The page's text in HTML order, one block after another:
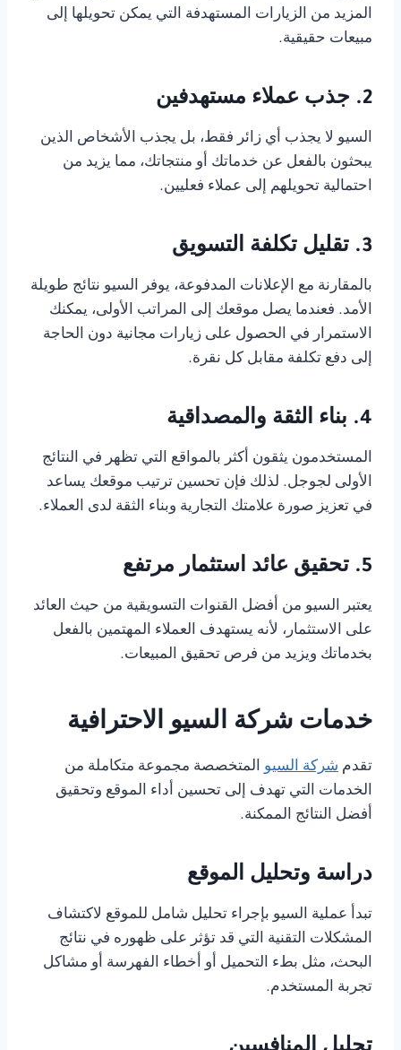
المزيد من الزيارات المستهدفة التي يمكن تحويلها إلى
مبيعات حقيقية.
2. جذب عملاء مستهدفين
السيو لا يجذب أي زائر فقط، بل يجذب الأشخاص الذين
يبحثون بالفعل عن خدماتك أو منتجاتك، مما يزيد من
احتمالية تحويلهم إلى عملاء فعليين.
3. تقليل تكلفة التسويق
بالمقارنة مع الإعلانات المدفوعة، يوفر السيو نتائج طويلة
الأمد. فعندما يصل موقعك إلى المراتب الأولى، يمكنك
الاستمرار في الحصول على زيارات مجانية دون الحاجة
إلى دفع تكلفة مقابل كل نقرة.
4. بناء الثقة والمصداقية
المستخدمون يثقون أكثر بالمواقع التي تظهر في النتائج
الأولى لجوجل. لذلك فإن تحسين ترتيب موقعك يساعد
في تعزيز صورة علامتك التجارية وبناء الثقة لدى العملاء.
5. تحقيق عائد استثمار مرتفع
يعتبر السيو من أفضل القنوات التسويقية من حيث العائد
على الاستثمار، لأنه يستهدف العملاء المهتمين بالفعل
بخدماتك ويزيد من فرص تحقيق المبيعات.
خدمات شركة السيو الاحترافية
تقدم شركة السيو المتخصصة مجموعة متكاملة من
الخدمات التي تهدف إلى تحسين أداء الموقع وتحقيق
أفضل النتائج الممكنة.
دراسة وتحليل الموقع
تبدأ عملية السيو بإجراء تحليل شامل للموقع لاكتشاف
المشكلات التقنية التي قد تؤثر على ظهوره في نتائج
البحث، مثل بطء التحميل أو أخطاء الفهرسة أو مشاكل
تجربة المستخدم.